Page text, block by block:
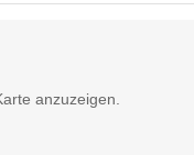
anzuzeigen.